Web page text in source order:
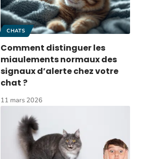
CHATS
Comment distinguer les
miaulements normaux des
signaux d’alerte chez votre
chat ?
11 mars 2026